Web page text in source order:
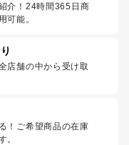
介！24時間365日商
可能。
店舗の中から受け取
！ご希望商品の在庫
。